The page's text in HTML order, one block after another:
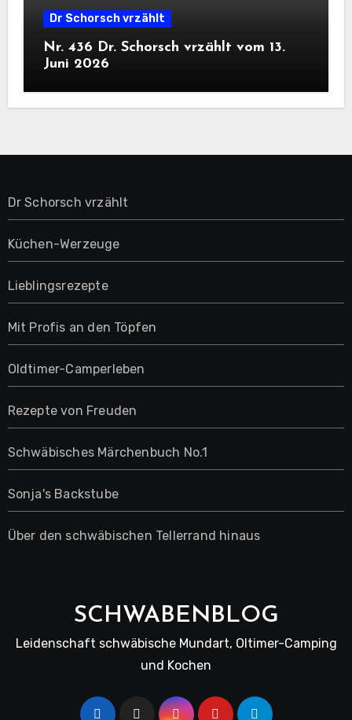
Dr Schorsch vrzählt
Nr. 436 Dr. Schorsch vrzählt vom 13.
Juni 2026
Dr Schorsch vrzählt
Küchen-Werzeuge
Lieblingsrezepte
Mit Profis an den Töpfen
Oldtimer-Camperleben
Rezepte von Freuden
Schwäbisches Märchenbuch No.1
Sonja's Backstube
Über den schwäbischen Tellerrand hinaus
SCHWABENBLOG
Leidenschaft schwäbische Mundart, Oltimer-Camping
und Kochen